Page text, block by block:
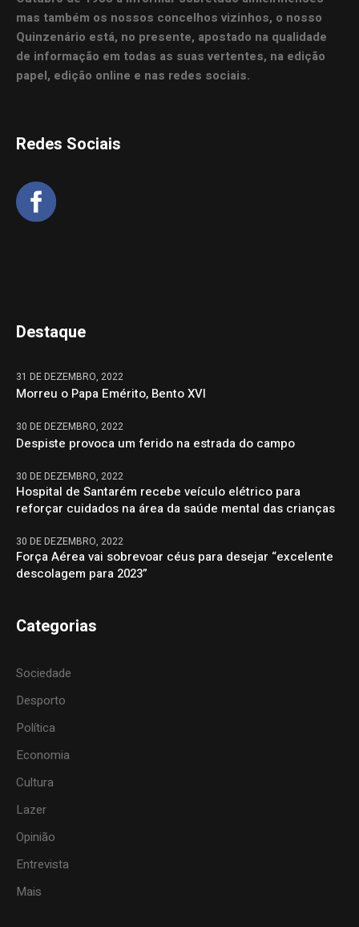
mas também os nossos concelhos vizinhos, o nosso
Quinzenário está, no presente, apostado na qualidade
de informação em todas as suas vertentes, na edição
papel, edição online e nas redes sociais.
Redes Sociais
Destaque
31 DE DEZEMBRO, 2022
Morreu o Papa Emérito, Bento XVI
30 DE DEZEMBRO, 2022
Despiste provoca um ferido na estrada do campo
30 DE DEZEMBRO, 2022
Hospital de Santarém recebe veículo elétrico para
reforçar cuidados na área da saúde mental das crianças
30 DE DEZEMBRO, 2022
Força Aérea vai sobrevoar céus para desejar “excelente
descolagem para 2023”
Categorias
Sociedade
Desporto
Política
Economia
Cultura
Lazer
Opinião
Entrevista
Mais